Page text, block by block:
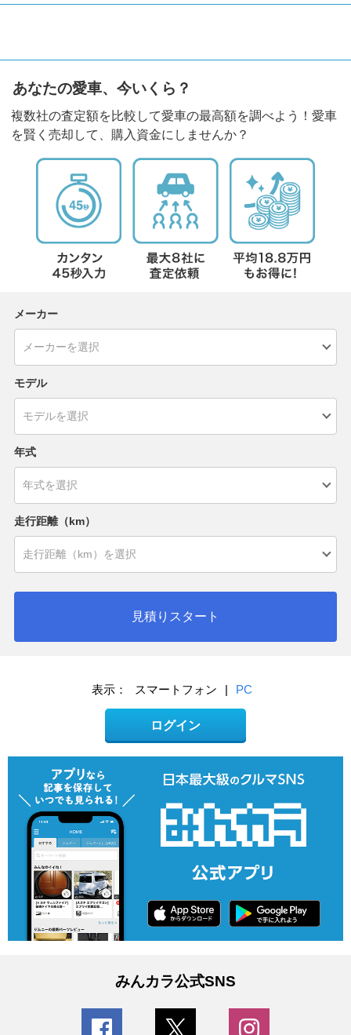
あなたの愛車、今いくら？
複数社の査定額を比較して愛車の最高額を調べよう！愛車
を賢く売却して、購入資金にしませんか？
メーカー
モデル
年式
走行距離（km）
見積りスタート
表示： スマートフォン | PC
ログイン
みんカラ公式SNS